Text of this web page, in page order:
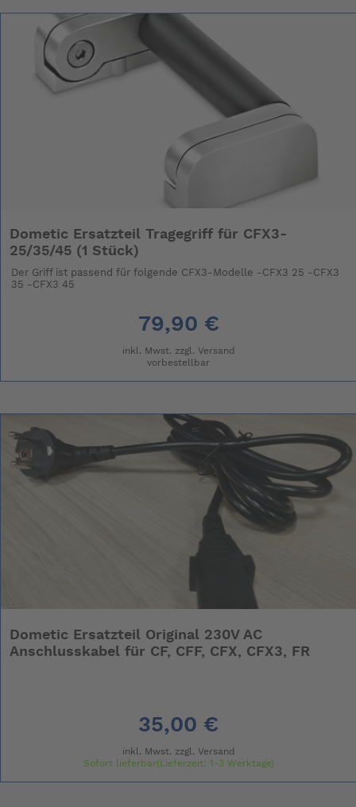
Dometic Ersatzteil Tragegriff für CFX3-
25/35/45 (1 Stück)
Der Griff ist passend für folgende CFX3-Modelle -CFX3 25 -CFX3
35 -CFX3 45
79,90 €
inkl. Mwst. zzgl. Versand
vorbestellbar
Dometic Ersatzteil Original 230V AC
Anschlusskabel für CF, CFF, CFX, CFX3, FR
35,00 €
inkl. Mwst. zzgl. Versand
Sofort lieferbar(Lieferzeit: 1-3 Werktage)